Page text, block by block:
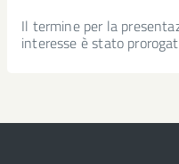
Il termine per la
interesse è stato